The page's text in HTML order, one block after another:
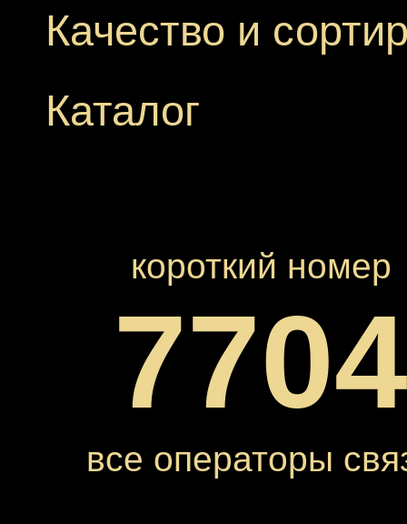
Качество и
Каталог
короткий номер
все операторы